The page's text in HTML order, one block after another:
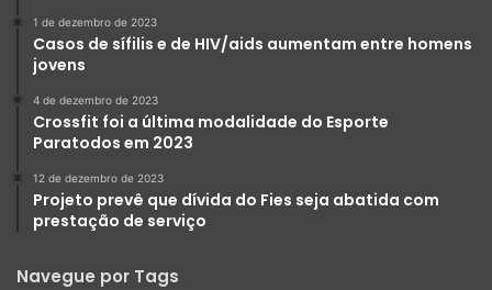
1 de dezembro de 2023
Casos de sífilis e de HIV/aids aumentam entre homens
jovens
4 de dezembro de 2023
Crossfit foi a última modalidade do Esporte
Paratodos em 2023
12 de dezembro de 2023
Projeto prevê que dívida do Fies seja abatida com
prestação de serviço
Navegue por Tags